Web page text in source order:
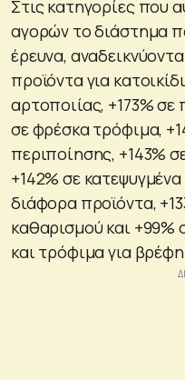
Στις κατηγορίες που
αγορών το διάστημα
έρευνα,
προϊόντα για
αρτοποιίας, +173% σε
σε φρέσκα τρόφιμα,
περιποίησης, +143%
+142% σε
διάφορα προϊόντα,
καθαρισμού και +99%
και τρόφιμα για βρέφη